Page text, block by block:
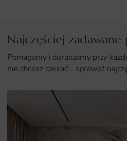
Najczęściej zadawane
Pomagamy i doradzamy przy
nie chcesz czekać – sprawdź